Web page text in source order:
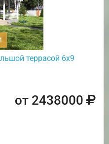
террасой 6х9
от 2438000